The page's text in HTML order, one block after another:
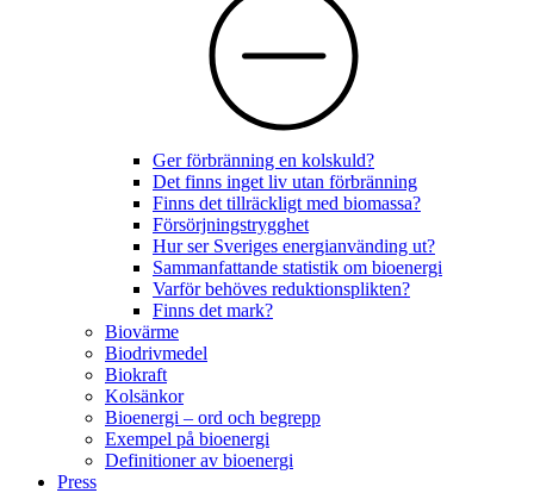
Ger förbränning en kolskuld?
Det finns inget liv utan förbränning
Finns det tillräckligt med biomassa?
Försörjningstrygghet
Hur ser Sveriges energianvänding ut?
Sammanfattande statistik om bioenergi
Varför behöves reduktionsplikten?
Finns det mark?
Biovärme
Biodrivmedel
Biokraft
Kolsänkor
Bioenergi – ord och begrepp
Exempel på bioenergi
Definitioner av bioenergi
Press